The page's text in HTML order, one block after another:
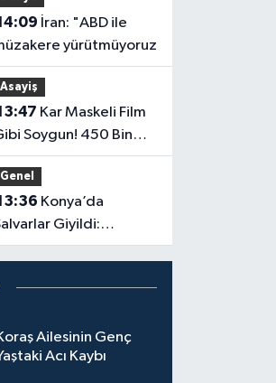
yürütmüyoruz
Asayiş
Soygun! 450 Bin
ve Altın İçin 5
Tutuklama
Genel
Giyildi:
Gece
Ailesinin Genç
Acı Kaybı